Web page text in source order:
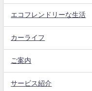
エコフレンドリーな生活
カーライフ
ご案内
サービス紹介